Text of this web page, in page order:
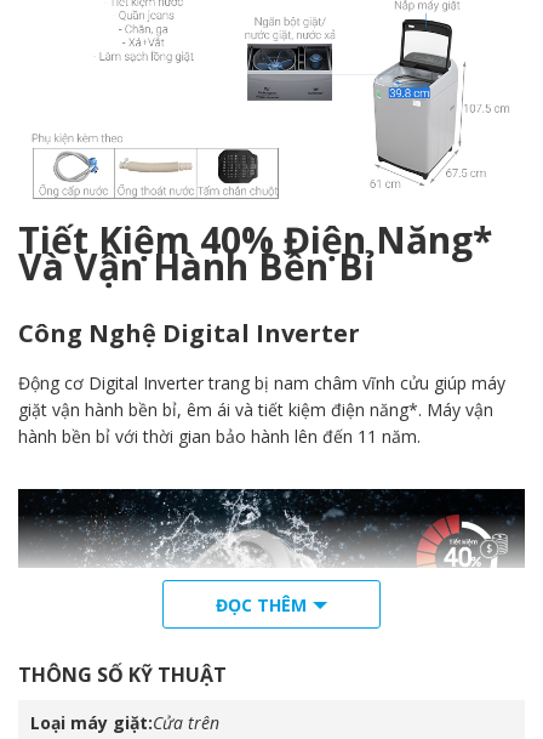
Tiết Kiệm 40% Điện Năng*
Và Vận Hành Bền Bỉ
Công Nghệ Digital Inverter
Động cơ Digital Inverter trang bị nam châm vĩnh cửu giúp máy
giặt vận hành bền bỉ, êm ái và tiết kiệm điện năng*. Máy vận
hành bền bỉ với thời gian bảo hành lên đến 11 năm.
ĐỌC THÊM
THÔNG SỐ KỸ THUẬT
Loại máy giặt Cửa trên